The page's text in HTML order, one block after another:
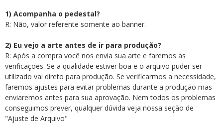
1) Acompanha o pedestal?
R: Não, valor referente somente ao banner.
2) Eu vejo a arte antes de ir para produção?
R: Após a compra você nos envia sua arte e faremos as
verificações. Se a qualidade estiver boa e o arquivo puder ser
utilizado vai direto para produção. Se verificarmos a necessidade,
faremos ajustes para evitar problemas durante a produção mas
enviaremos antes para sua aprovação. Nem todos os problemas
conseguimos prever, qualquer dúvida veja nossa seção de
"Ajuste de Arquivo"